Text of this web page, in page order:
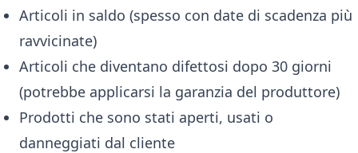
Articoli in saldo (spesso con date di scadenza più
ravvicinate)
Articoli che diventano difettosi dopo 30 giorni
(potrebbe applicarsi la garanzia del produttore)
Prodotti che sono stati aperti, usati o
danneggiati dal cliente